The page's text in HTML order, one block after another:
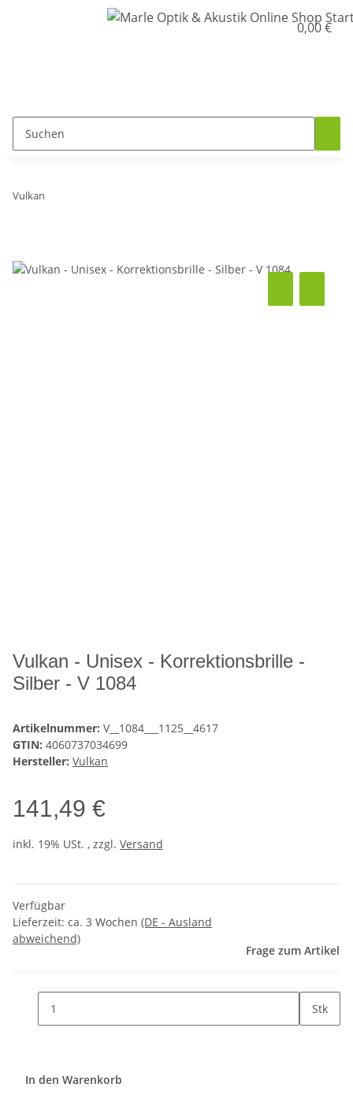
0,00 €
Vulkan
Vulkan - Unisex - Korrektionsbrille -
Silber - V 1084
Artikelnummer: V__1084___1125__4617
GTIN: 4060737034699
Hersteller: Vulkan
141,49 €
inkl. 19% USt. , zzgl. Versand
Verfügbar
Lieferzeit: ca. 3 Wochen (DE - Ausland
abweichend)
Frage zum Artikel
Stk
In den Warenkorb